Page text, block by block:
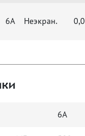
6A Неэкран.
6A